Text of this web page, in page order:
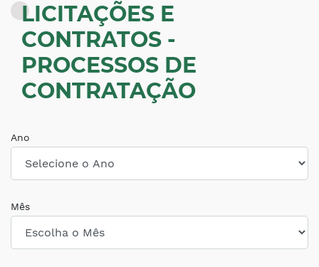
LICITAÇÕES E
CONTRATOS -
PROCESSOS DE
CONTRATAÇÃO
Ano
Mês